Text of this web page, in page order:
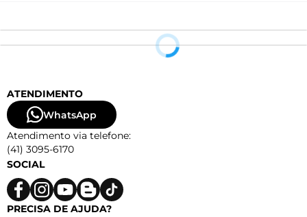
ATENDIMENTO
WhatsApp
Atendimento via telefone:
(41) 3095-6170
SOCIAL
PRECISA DE AJUDA?